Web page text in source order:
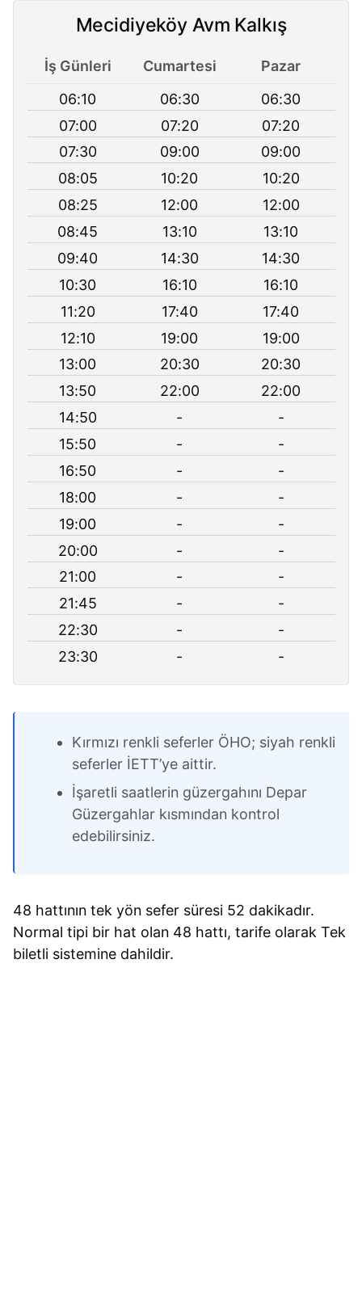
Mecidiyeköy Avm Kalkış
İş Günleri Cumartesi
Pazar
06:10
06:30
06:30
07:00
07:20
07:20
07:30
09:00
09:00
08:05
10:20
10:20
08:25
12:00
12:00
08:45
13:10
13:10
09:40
14:30
14:30
10:30
16:10
16:10
11:20
17:40
17:40
12:10
19:00
19:00
13:00
20:30
20:30
13:50
22:00
22:00
14:50
-
-
15:50
-
-
16:50
-
-
18:00
-
-
19:00
-
-
20:00
-
-
21:00
-
-
21:45
-
-
22:30
-
-
23:30
- -
Kırmızı renkli seferler ÖHO; siyah renkli
seferler İETT’ye aittir.
İşaretli saatlerin güzergahını Depar
Güzergahlar kısmından kontrol
edebilirsiniz.
48 hattının tek yön sefer süresi 52 dakikadır.
Normal tipi bir hat olan 48 hattı, tarife olarak Tek
biletli sistemine dahildir.